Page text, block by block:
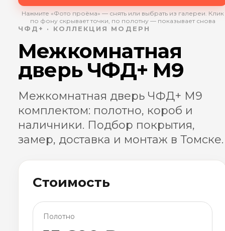
Нажмите «Фото проёма» — снять или выбрать из галереи. Клик
по фону скрывает точки, по полотну — показывает снова
ЧФД+ · КОЛЛЕКЦИЯ МОДЕРН
Межкомнатная
дверь ЧФД+ М9
Межкомнатная дверь ЧФД+ М9
комплектом: полотно, короб и
наличники. Подбор покрытия,
замер, доставка и монтаж в Томске.
Стоимость
Полотно